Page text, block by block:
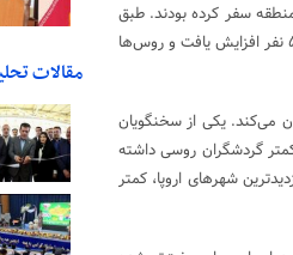
تا پایان سال به این منطقه سفر کرده بودند. طبق
داده‌های دولت اندونزی، تنها در ژانویه ۲۰۲۳، تعداد بازدیدکنندگان از روسیه به ۲۲ هزار و ۵۰۰ نفر افزایش یافت و روس‌ها
می‌کند. یکی از سخنگویان
در سال ۲۰۲۲، پاریس در مقایسه با سال ۲۰۱۹، ۹۵.۸ درصد کمتر گردشگران روسی داشته
یکی از پربازدیدترین شهرهای اروپا، کمتر
مقالات